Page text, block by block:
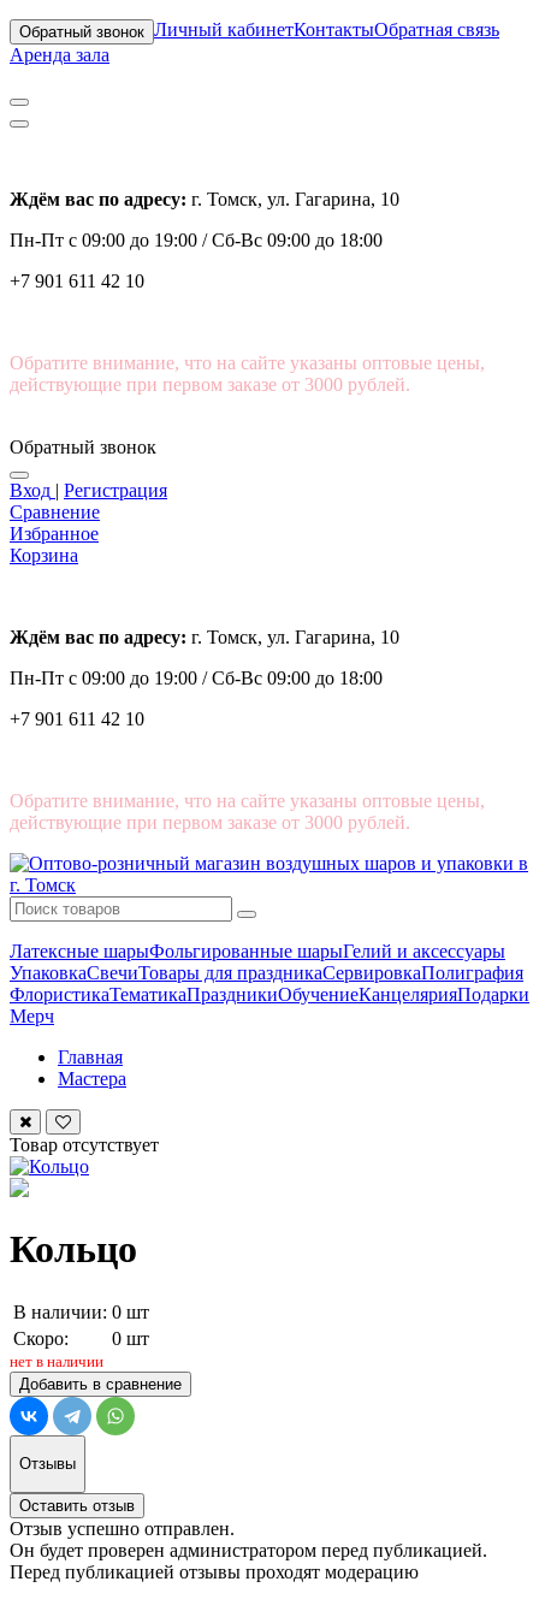
Обратный звонок Личный кабинетКонтактыОбратная связь
Аренда зала
Ждём вас по адресу: г. Томск, ул. Гагарина, 10
Пн-Пт с 09:00 до 19:00 /Сб-Вс 09:00 до 18:00
+7 901 611 42 10
Обратите внимание, что на сайте указаны оптовые цены,
действующие при первом заказе от 3000 рублей.
Обратный звонок
Вход | Регистрация
Сравнение
Избранное
Корзина
Ждём вас по адресу: г. Томск, ул. Гагарина, 10
Пн-Пт с 09:00 до 19:00 /Сб-Вс 09:00 до 18:00
+7 901 611 42 10
Обратите внимание, что на сайте указаны оптовые цены,
действующие при первом заказе от 3000 рублей.
Латексные шарыФольгированные шарыГелий и аксессуары
УпаковкаСвечиТовары для праздникаСервировкаПолиграфия
ФлористикаТематикаПраздникиОбучениеКанцелярияПодарки
Мерч
Главная
Мастера
Товар отсутствует
Кольцо
В наличии: 0 шт
Скоро:
0 шт
нет в наличии
Добавить в сравнение
Отзывы
Оставить отзыв
Отзыв успешно отправлен.
Он будет проверен администратором перед публикацией.
Перед публикацией отзывы проходят модерацию